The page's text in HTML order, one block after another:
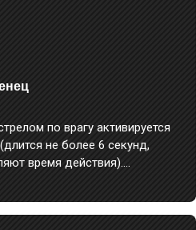
заново. Ни у кого нет такого
по врагу активируется
(длится не более 6 секунд,
время действия).
эффекта